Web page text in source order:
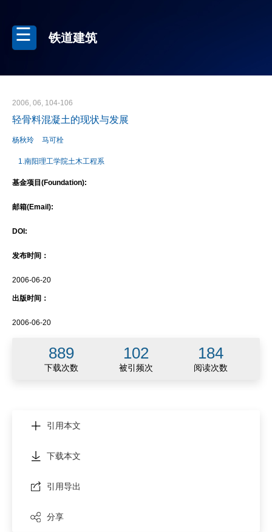
铁道建筑
2006, 06, 104-106
轻骨料混凝土的现状与发展
杨秋玲 马可栓
1.南阳理工学院土木工程系
基金项目(Foundation):
邮箱(Email):
DOI:
发布时间：
2006-06-20
出版时间：
2006-06-20
889 102 184
下载次数 被引频次 阅读次数
引用本文
下载本文
引用导出
分享